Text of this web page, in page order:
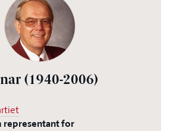
(1940-2006)
representant for